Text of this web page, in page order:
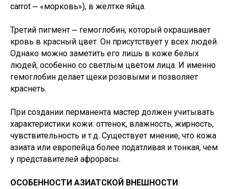
carrot ⎼ «морковь»), в желтке яйца.
Третий пигмент ⎼ гемоглобин, который окрашивает
кровь в красный цвет. Он присутствует у всех людей.
Однако можно заметить его лишь в коже белых
людей, особенно со светлым цветом лица. И именно
гемоглобин делает щеки розовыми и позволяет
краснеть.
При создании перманента мастер должен учитывать
характеристики кожи: оттенок, влажность, жирность,
чувствительность и т.д. Существует мнение, что кожа
азиата или европейца более податливая и тонкая, чем
у представителей афрорасы.
ОСОБЕННОСТИ АЗИАТСКОЙ ВНЕШНОСТИ